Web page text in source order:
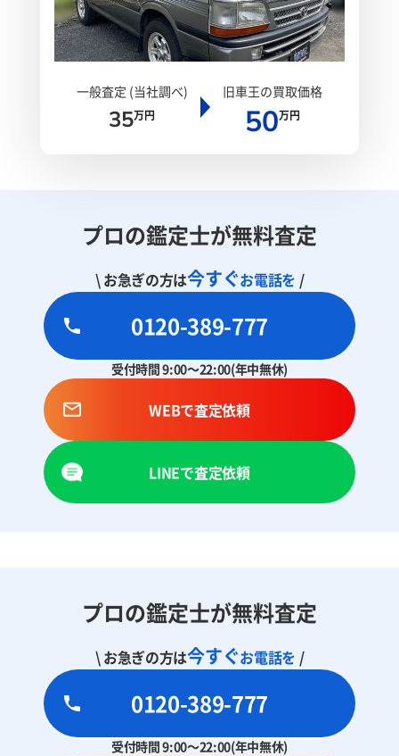
一般査定 (当社調べ)
35万円
旧車王の買取価格
50万円
プロの鑑定士が無料査定
\ お急ぎの方は今すぐお電話を /
0120-389-777
受付時間 9:00～22:00(年中無休)
WEBで査定依頼
LINEで査定依頼
プロの鑑定士が無料査定
\ お急ぎの方は今すぐお電話を /
0120-389-777
受付時間 9:00～22:00(年中無休)